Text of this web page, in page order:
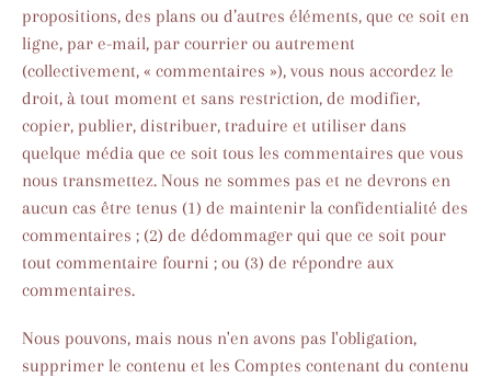
propositions, des plans ou d’autres éléments, que ce soit en
ligne, par e-mail, par courrier ou autrement
(collectivement, « commentaires »), vous nous accordez le
droit, à tout moment et sans restriction, de modifier,
copier, publier, distribuer, traduire et utiliser dans
quelque média que ce soit tous les commentaires que vous
nous transmettez. Nous ne sommes pas et ne devrons en
aucun cas être tenus (1) de maintenir la confidentialité des
commentaires ; (2) de dédommager qui que ce soit pour
tout commentaire fourni ; ou (3) de répondre aux
commentaires.
Nous pouvons, mais nous n'en avons pas l'obligation,
supprimer le contenu et les Comptes contenant du contenu